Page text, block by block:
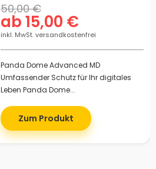
ab 15,00 €
50,00 €
inkl. MwSt. versandkostenfrei
Panda Dome Advanced MD
Umfassender Schutz für Ihr digitales
Leben Panda Dome...
Zum Produkt